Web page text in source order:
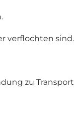
verflochten sind.
zu